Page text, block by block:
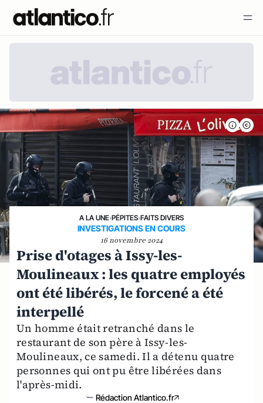
A LA UNE›PÉPITES›FAITS DIVERS
INVESTIGATIONS EN COURS
16 novembre 2024
Prise d'otages à Issy-les-
Moulineaux : les quatre employés
ont été libérés, le forcené a été
interpellé
Un homme était retranché dans le
restaurant de son père à Issy-les-
Moulineaux, ce samedi. Il a détenu quatre
personnes qui ont pu être libérées dans
l'après-midi.
Rédaction Atlantico.fr